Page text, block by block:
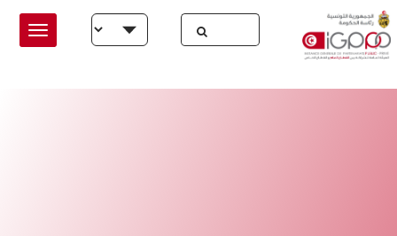
Skip to main content
Select your language